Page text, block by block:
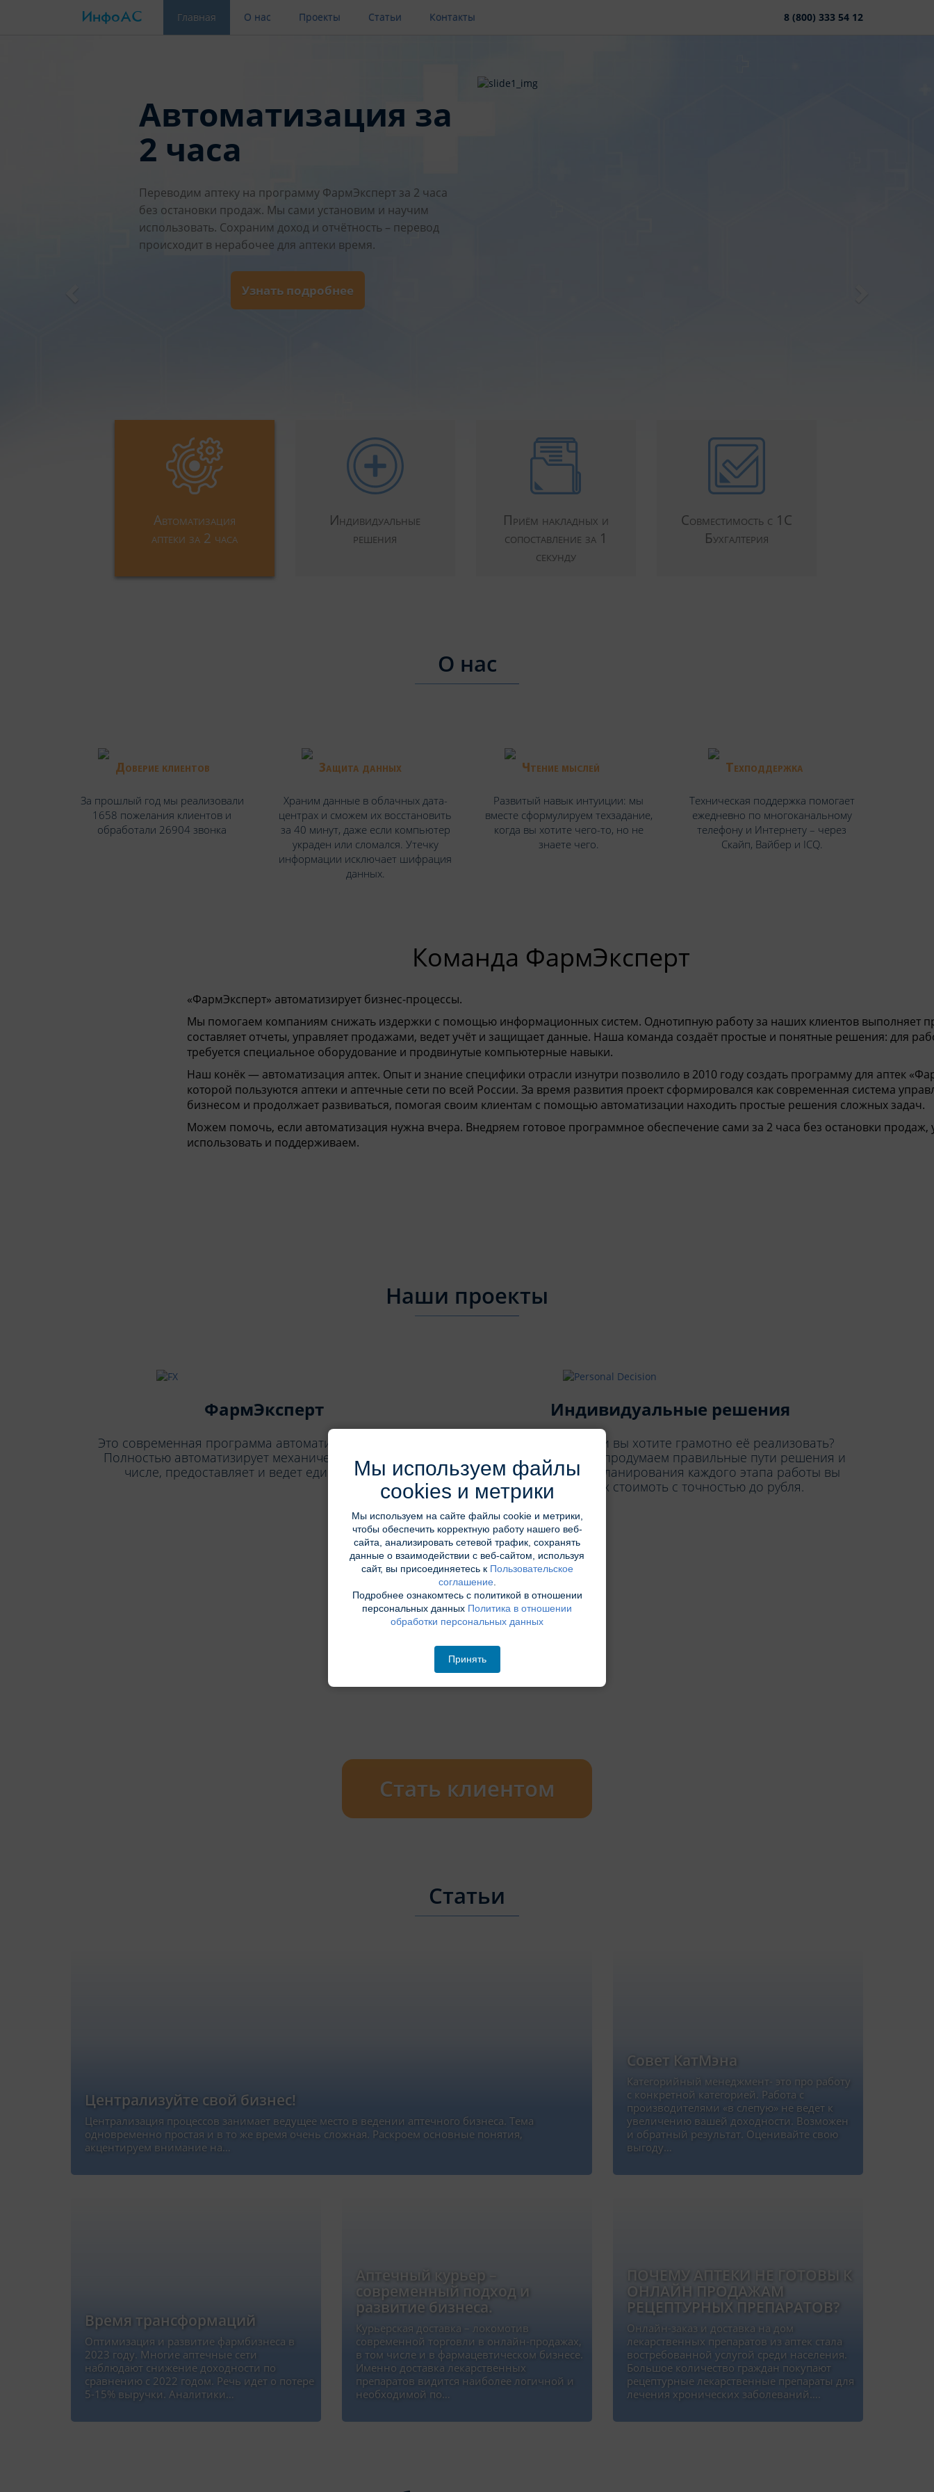
ИнфоАС Главная (current)О нас Проекты Статьи Контакты 8 (800) 333 54 12
Автоматизация за
2 часа
Переводим аптеку на программу ФармЭксперт за 2 часа
без остановки продаж. Мы сами установим и научим
использовать. Сохраним доход и отчётность – перевод
происходит в нерабочее для аптеки время.
Узнать подробнее
Автоматизация
аптеки за 2 часа
Индивидуальные
решения
Приём накладных и
сопоставление за 1
секунду
Совместимость с 1С
Бухгалтерия
О нас
Доверие клиентов
За прошлый год мы реализовали
1658 пожелания клиентов и
обработали 26904 звонка
Защита данных
Храним данные в облачных дата-
центрах и сможем их восстановить
за 40 минут, даже если компьютер
украден или сломался. Утечку
информации исключает шифрация
данных.
Чтение мыслей
Развитый навык интуиции: мы
вместе сформулируем техзадание,
когда вы хотите чего-то, но не
знаете чего.
Техподдержка
Техническая поддержка помогает
ежедневно по многоканальному
телефону и Интернету – через
Скайп, Вайбер и ICQ.
Команда ФармЭксперт
«ФармЭксперт» автоматизирует бизнес-процессы.
Мы помогаем компаниям снижать издержки с помощью информационных систем. Однотипную работу за наших клиентов выполняет
составляет отчеты, управляет продажами, ведет учёт и защищает данные. Наша команда создаёт простые и понятные решения: для
требуется специальное оборудование и продвинутые компьютерные навыки.
Наш конёк — автоматизация аптек. Опыт и знание специфики отрасли изнутри позволило в 2010 году создать программу для аптек «
которой пользуются аптеки и аптечные сети по всей России. За время развития проект сформировался как современная система
бизнесом и продолжает развиваться, помогая своим клиентам с помощью автоматизации находить простые решения сложных задач.
Можем помочь, если автоматизация нужна вчера. Внедряем готовое программное обеспечение сами за 2 часа без остановки продаж,
использовать и поддерживаем.
Наши проекты
ФармЭксперт
Это современная программа автоматизации для аптек.
Полностью автоматизирует механический труд, в том
числе, предоставляет и ведет единый каталог.
Индивидуальные решения
У вас есть идея и вы хотите грамотно её реализовать?
Давайте обсудим, продумаем правильные пути решения и
сделаем! После планирования каждого этапа работы вы
получите их стоимоть с точностью до рубля.
Стать клиентом
Статьи
Централизуйте свой бизнес!
Централизация процессов занимает ведущее место в ведении аптечного бизнеса. Тема
одновременно простая и в то же время очень сложная. Раскроем основные понятия,
акцентируем внимание на…
Совет КатМэна
Категорийный менеджмент- это про работу
с конкретной категорией. Работа с
производителями «в слепую» не ведет к
увеличению вашей доходности. Возможен
и обратный результат. Оценивайте свою
выгоду…
Время трансформаций
Оптимизация и развитие фармбизнеса в
2023 году. Многие аптечные сети
наблюдают снижение доходности по
сравнению с 2022 годом. Речь идет о потере
5-15% выручки. Аналитики…
Аптечный курьер –
современный подход и
развитие бизнеса.
Курьерская доставка – локомотив
современной торговли в онлайн-продажах,
в том числе и в фармацевтическом бизнесе.
Именно доставка лекарственных
препаратов видится наиболее логичной и
необходимой по…
ПОЧЕМУ АПТЕКИ НЕ ГОТОВЫ К
ОНЛАЙН ПРОДАЖАМ
РЕЦЕПТУРНЫХ ПРЕПАРАТОВ?
Онлайн-заказ и доставка на дом
лекарственных препаратов из аптек стала
востребованной услугой среди населения.
Большое количество граждан покупают
рецептурные лекарственные препараты для
лечения хронических заболеваний….
Мы используем файлы
cookies и метрики
Мы используем на сайте файлы cookie и метрики,
чтобы обеспечить корректную работу нашего веб-
сайта, анализировать сетевой трафик, сохранять
данные о взаимодействии с веб-сайтом, используя
сайт, вы присоединяетесь к Пользовательское
соглашение.
Подробнее ознакомтесь с политикой в отношении
персональных данных Политика в отношении
обработки персональных данных
Принять